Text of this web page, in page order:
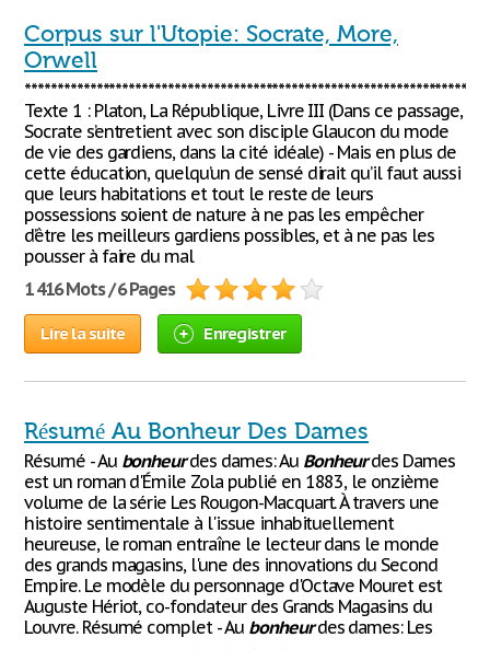
Corpus sur l'Utopie: Socrate, More,
Orwell
Texte 1 : Platon, La République, Livre III (Dans ce passage,
Socrate s’entretient avec son disciple Glaucon du mode
de vie des gardiens, dans la cité idéale) - Mais en plus de
cette éducation, quelqu’un de sensé dirait qu’il faut aussi
que leurs habitations et tout le reste de leurs
possessions soient de nature à ne pas les empêcher
d’être les meilleurs gardiens possibles, et à ne pas les
pousser à faire du mal
1 416 Mots / 6 Pages
Lire la suite Enregistrer
Résumé Au Bonheur Des Dames
Résumé - Au bonheurdes dames: Au Bonheurdes Dames
est un roman d'Émile Zola publié en 1883, le onzième
volume de la série Les Rougon-Macquart. À travers une
histoire sentimentale à l'issue inhabituellement
heureuse, le roman entraîne le lecteur dans le monde
des grands magasins, l'une des innovations du Second
Empire. Le modèle du personnage d'Octave Mouret est
Auguste Hériot, co-fondateur des Grands Magasins du
Louvre. Résumé complet - Au bonheurdes dames: Les